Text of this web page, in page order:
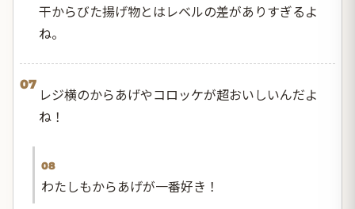
干からびた揚げ物とはレベルの差がありすぎるよ
ね。
07
レジ横のからあげやコロッケが超おいしいんだよ
ね！
08
わたしもからあげが一番好き！